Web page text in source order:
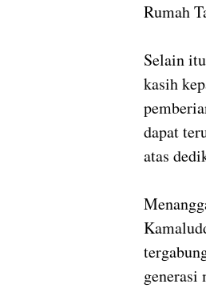
Rumah
Selain
kasih
dapat
atas
generasi